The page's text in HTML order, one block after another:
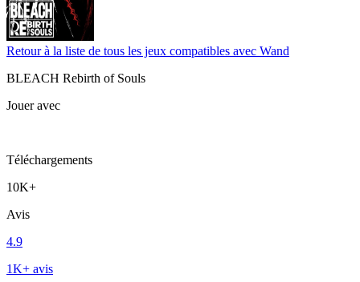
Retour à la liste de tous les jeux compatibles avec Wand
BLEACH Rebirth of Souls
Jouer avec
Téléchargements
10K+
Avis
4.9
1K+ avis